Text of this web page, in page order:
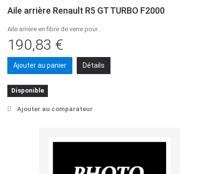
Aile arrière Renault R5 GT TURBO F2000
Aile arrière en fibre de verre pour...
190,83 €
Ajouter au panier Détails
Disponible
Ajouter au comparateur